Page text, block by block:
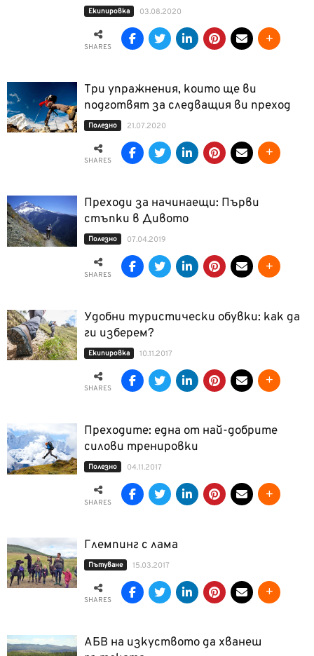
Екипировка 03.08.2020
SHARES
Три упражнения, които ще ви
подготвят за следващия ви преход
Полезно 21.07.2020
SHARES
Преходи за начинаещи: Първи
стъпки в Дивото
Полезно 07.04.2019
SHARES
Удобни туристически обувки: как да
ги изберем?
Екипировка 10.11.2017
SHARES
Преходите: една от най-добрите
силови тренировки
Полезно 04.11.2017
SHARES
Глемпинг с лама
Пътуване 15.03.2017
SHARES
АБВ на изкуството да хванеш